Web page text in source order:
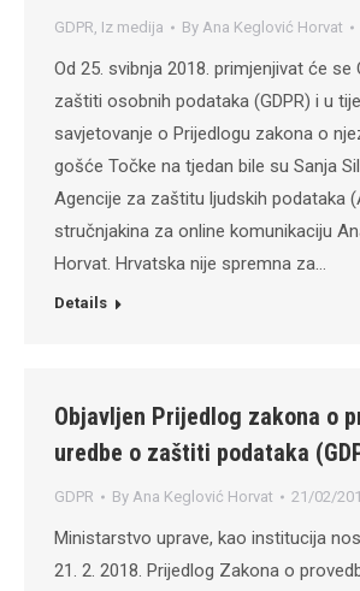
GDPR, Iz medija By Ana Keglović Horvat
Od 25. svibnja 2018. primjenjivat će se
zaštiti osobnih podataka (GDPR) i u
savjetovanje o Prijedlogu zakona o
gošće Točke na tjedan bile su Sanja
Agencije za zaštitu ljudskih podataka
stručnjakina za online komunikaciju
Horvat. Hrvatska nije spremna za…
Details
Objavljen Prijedlog zakona o
uredbe o zaštiti podataka
GDPR By Ana Keglović Horvat 21/02/
Ministarstvo uprave, kao institucija
21. 2. 2018. Prijedlog Zakona o